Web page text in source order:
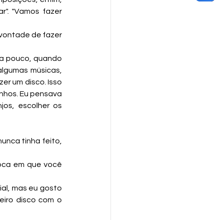
"Vamos fazer
de fazer
pouco, quando
músicas,
um disco. Isso
Eu pensava
escolher os
tinha feito,
em que você
mas eu gosto
disco com o